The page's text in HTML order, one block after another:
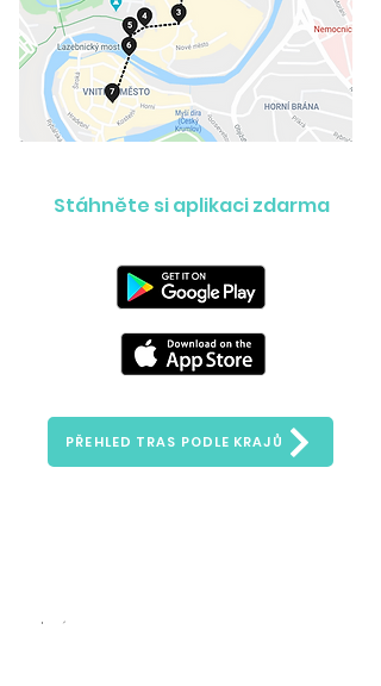
Stáhněte si aplikaci zdarma
PŘEHLED TRAS PODLE KRAJŮ